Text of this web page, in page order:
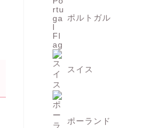
ポルトガル
スイス
ポーランド